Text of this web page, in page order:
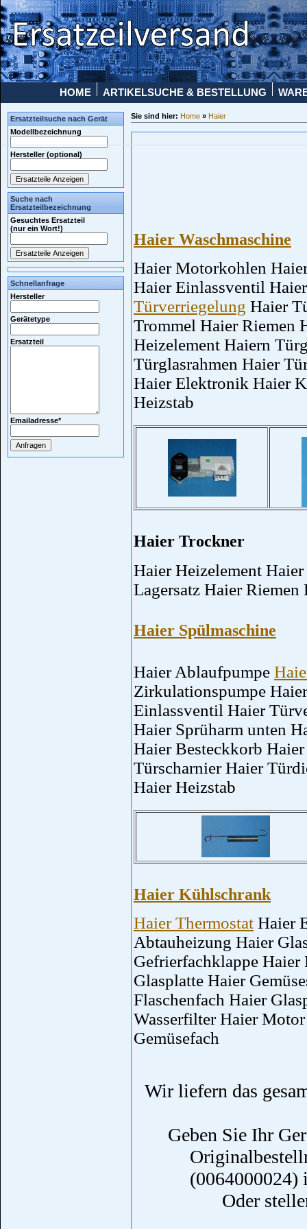
HOME ARTIKELSUCHE & BESTELLUNG
Ersatzteilsuche nach Gerät
Modellbezeichnung
Hersteller (optional)
Suche nach
Ersatzteilbezeichnung
Gesuchtes Ersatzteil
(nur ein Wort!)
Schnellanfrage
Hersteller
Gerätetype
Ersatzteil
Emailadresse*
Sie sind hier: Home » Haier
Haier Waschmaschine
Haier Motorkohlen
Haier Einlassventil
Türverriegelung Haier
Trommel Haier Riemen
Heizelement Haiern
Türglasrahmen Haier
Haier Elektronik Haier
Heizstab
Haier Trockner
Haier Heizelement
Lagersatz Haier
Haier Spülmaschine
Haier Ablaufpumpe
Zirkulationspumpe
Einlassventil Haier
Haier Sprüharm unten
Haier Besteckkorb
Türscharnier Haier
Haier Heizstab
Haier Kühlschrank
Haier Thermostat Haier
Abtauheizung Haier
Gefrierfachklappe
Glasplatte Haier
Flaschenfach Haier
Wasserfilter Haier
Gemüsefach
Wir liefern das
Geben Sie Ihr
(0064000024)
Oder